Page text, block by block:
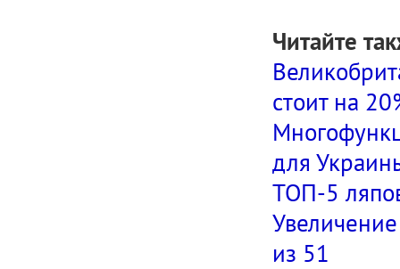
Читайте
стоит на
для
ТОП-5
из 51